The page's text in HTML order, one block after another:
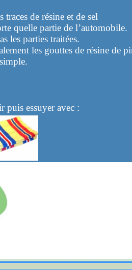
traces de résine et de sel
quelle partie de l’automobile.
les parties traitées.
les gouttes de résine de
puis essuyer avec :